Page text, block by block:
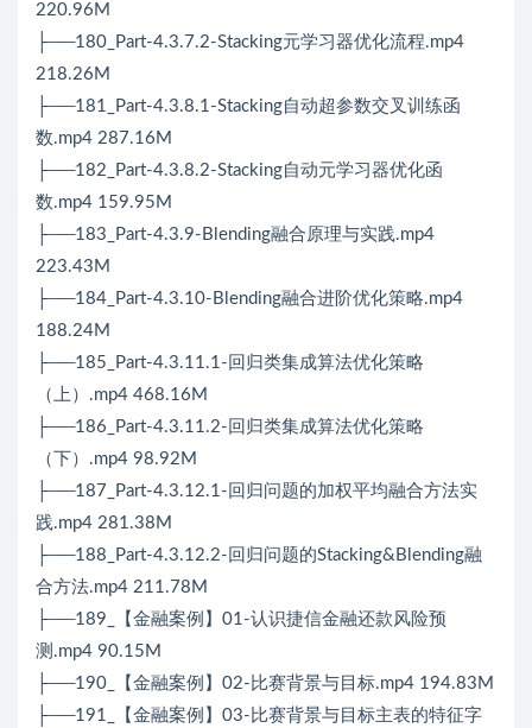
220.96M
├──180_Part-4.3.7.2-Stacking元学习器优化流程.mp4
218.26M
├──181_Part-4.3.8.1-Stacking自动超参数交叉训练函
数.mp4 287.16M
├──182_Part-4.3.8.2-Stacking自动元学习器优化函
数.mp4 159.95M
├──183_Part-4.3.9-Blending融合原理与实践.mp4
223.43M
├──184_Part-4.3.10-Blending融合进阶优化策略.mp4
188.24M
├──185_Part-4.3.11.1-回归类集成算法优化策略
（上）.mp4 468.16M
├──186_Part-4.3.11.2-回归类集成算法优化策略
（下）.mp4 98.92M
├──187_Part-4.3.12.1-回归问题的加权平均融合方法实
践.mp4 281.38M
├──188_Part-4.3.12.2-回归问题的Stacking&Blending融
合方法.mp4 211.78M
├──189_【金融案例】01-认识捷信金融还款风险预
测.mp4 90.15M
├──190_【金融案例】02-比赛背景与目标.mp4 194.83M
├──191_【金融案例】03-比赛背景与目标主表的特征字